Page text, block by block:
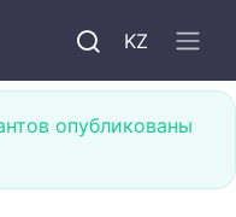
KZ
опубликованы